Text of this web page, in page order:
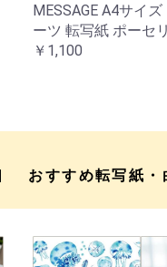
MESSAGE A4サイ
ーツ 転写紙 ポーセ
￥1,100
おすすめ転写紙・